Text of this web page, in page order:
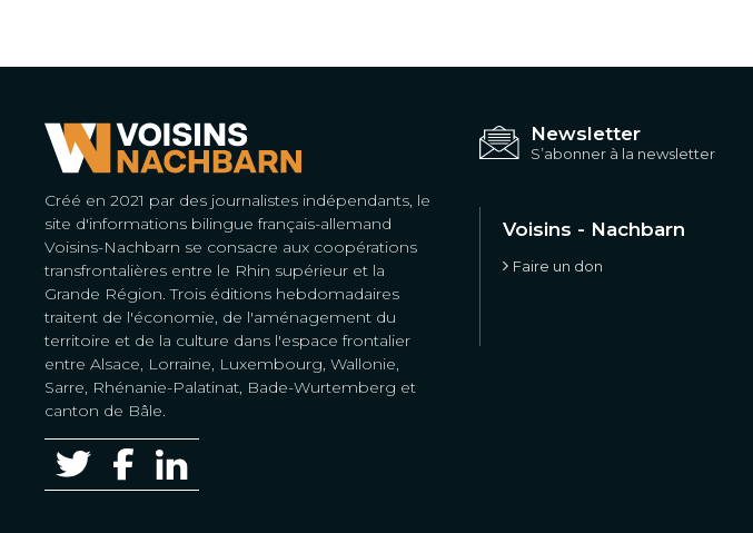
Créé en 2021 par des journalistes indépendants, le
site d'informations bilingue français-allemand
Voisins-Nachbarn se consacre aux coopérations
transfrontalières entre le Rhin supérieur et la
Grande Région. Trois éditions hebdomadaires
traitent de l'économie, de l'aménagement du
territoire et de la culture dans l'espace frontalier
entre Alsace, Lorraine, Luxembourg, Wallonie,
Sarre, Rhénanie-Palatinat, Bade-Wurtemberg et
canton de Bâle.
Newsletter
S’abonner à la newsletter
Voisins - Nachbarn
Faire un don